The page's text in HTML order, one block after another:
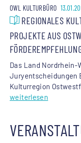
OWL KULTURBÜRO
REGIONALES
PROJEKTE AUS
Das Land Nordrhein-
Juryentscheidungen
Kulturregion
weiterlesen